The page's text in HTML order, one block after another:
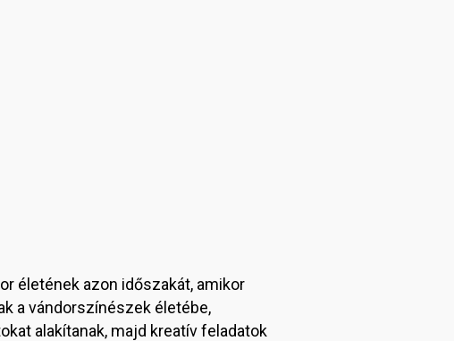
életének azon időszakát, amikor
a vándorszínészek életébe,
alakítanak, majd kreatív feladatok